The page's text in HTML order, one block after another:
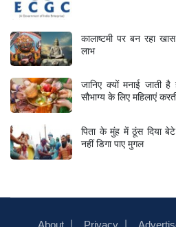
कालाष्टमी पर बन रहा
लाभ
जानिए क्यों मनाई जाती
सौभाग्य के लिए महिलाएं
पिता के मुंह में ठूंस दिया
नहीं डिगा पाए मुगल
About Privacy